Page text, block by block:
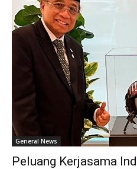
General News
Peluang Kerjasama